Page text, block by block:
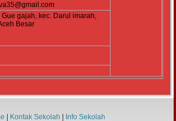
Gue gajah, kec. Darul imarah,
Besar
Kontak Sekolah Info Sekolah